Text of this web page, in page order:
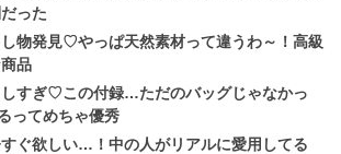
った
物発見♡やっぱ天然素材って違うわ～！高級
品
すぎ♡この付録…ただのバッグじゃなかっ
ってめちゃ優秀
すぐ欲しい…！中の人がリアルに愛用してる